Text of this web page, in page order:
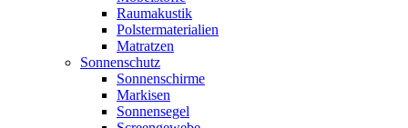
Raumakustik
Polstermaterialien
Matratzen
Sonnenschutz
Sonnenschirme
Markisen
Sonnensegel